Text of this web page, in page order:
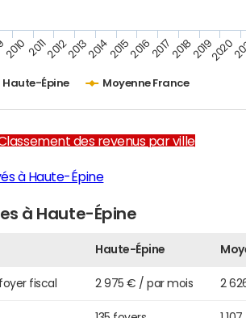
Haute-Épine Moyenne France
2010 2011201220132014201520162017201820192020
des revenus par ville
à Haute-Épine
à Haute-Épine
Haute-Épine
fiscal 2 975 € / par mois 2